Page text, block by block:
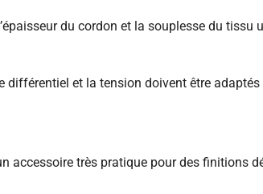
du cordon et la souplesse du tissu
différentiel et la tension doivent être
accessoire très pratique pour des finitions